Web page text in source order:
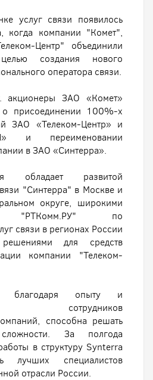
услуг связи появилось
когда компании "Комет",
Центр" объединили
создания нового
оператора связи.
ЗАО «Комет»
присоединении 100%-х
ЗАО «Телеком-Центр» и
и переименовании
в ЗАО «Синтерра».
обладает развитой
"Синтерра" в Москве и
округе, широкими
"РТКомм.РУ" по
связи в регионах России
для средств
компании "Телеком-
благодаря опыту и
сотрудников
способна решать
За полгода
в структуру Synterra
лучших специалистов
отрасли России.